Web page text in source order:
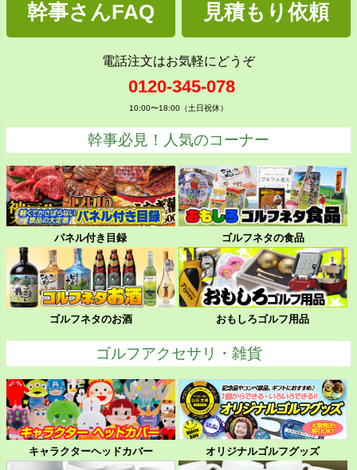
幹事さんFAQ 見積もり依頼
電話注文はお気軽にどうぞ
0120-345-078
10:00〜18:00（土日祝休）
幹事必見！人気のコーナー
パネル付き目録 ゴルフネタの食品
ゴルフネタのお酒 おもしろゴルフ用品
ゴルフアクセサリ・雑貨
キャラクターヘッドカバー オリジナルゴルフグッズ